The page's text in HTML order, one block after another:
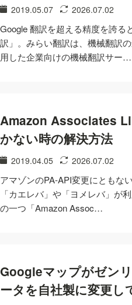
2019.05.07 2026.07.02
Google 翻訳を超える精度を誇る
訳」。みらい翻訳は、機械翻訳
用した企業向けの機械翻訳サー…
Amazon Associates
かない時の解決方法
2019.04.05 2026.07.02
アマゾンのPA-API変更にともな
「カエレバ」や「ヨメレバ」が
の一つ「Amazon Assoc…
Googleマップがゼン
ータを自社製に変更し